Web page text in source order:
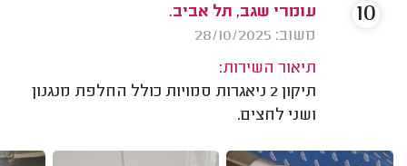
עומרי שגב, תל אביב.
משוב: 28/10/2025
תיאור השירות:
תיקון 2 ניאגרות סמויות כולל החלפת מנגנון
ושני לחצים.
10